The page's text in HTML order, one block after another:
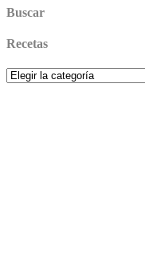
Buscar
Recetas
Recetas